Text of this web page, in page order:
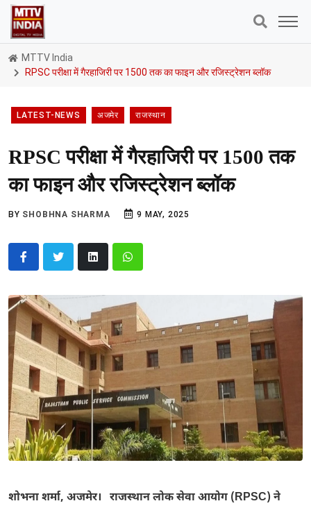
MTTV India
RPSC परीक्षा में गैरहाजिरी पर 1500 तक का फाइन और रजिस्ट्रेशन ब्लॉक
LATEST-NEWS अजमेर राजस्थान
RPSC परीक्षा में गैरहाजिरी पर 1500 तक
का फाइन और रजिस्ट्रेशन ब्लॉक
BY SHOBHNA SHARMA 9 MAY, 2025
शोभना शर्मा, अजमेर। राजस्थान लोक सेवा आयोग (RPSC) ने